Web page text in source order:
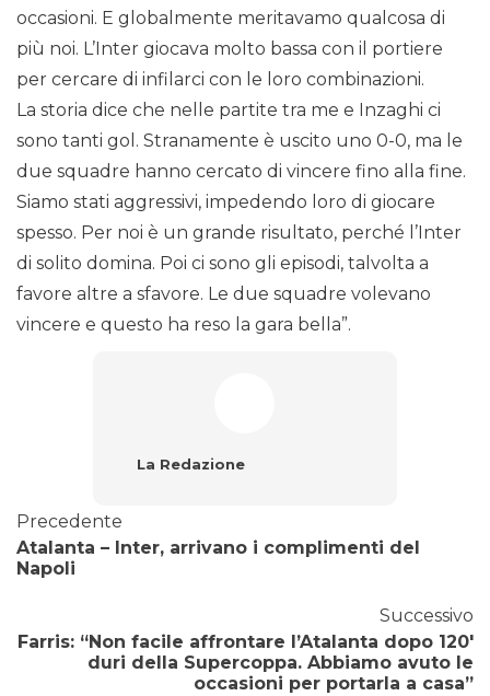
occasioni. E globalmente meritavamo qualcosa di
più noi. L’Inter giocava molto bassa con il portiere
per cercare di infilarci con le loro combinazioni.
La storia dice che nelle partite tra me e Inzaghi ci
sono tanti gol. Stranamente è uscito uno 0-0, ma le
due squadre hanno cercato di vincere fino alla fine.
Siamo stati aggressivi, impedendo loro di giocare
spesso. Per noi è un grande risultato, perché l’Inter
di solito domina. Poi ci sono gli episodi, talvolta a
favore altre a sfavore. Le due squadre volevano
vincere e questo ha reso la gara bella”.
La Redazione
Precedente
Atalanta – Inter, arrivano i complimenti del
Napoli
Successivo
Farris: “Non facile affrontare l’Atalanta dopo 120′
duri della Supercoppa. Abbiamo avuto le
occasioni per portarla a casa”